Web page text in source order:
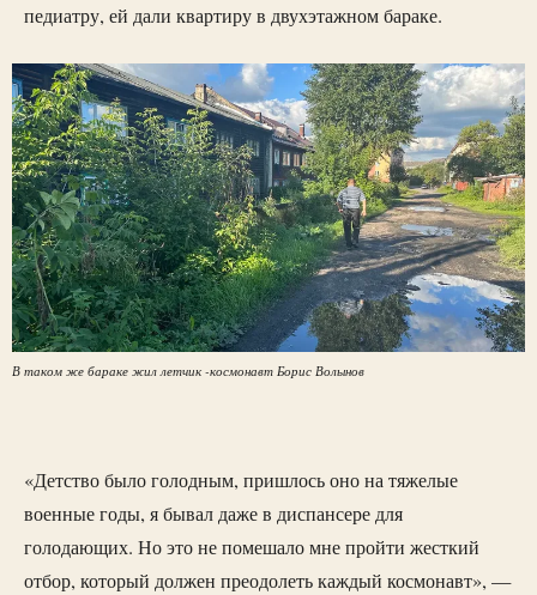
педиатру, ей дали квартиру в двухэтажном бараке.
В таком же бараке жил летчик -космонавт Борис Волынов
«Детство было голодным, пришлось оно на тяжелые
военные годы, я бывал даже в диспансере для
голодающих. Но это не помешало мне пройти жесткий
отбор, который должен преодолеть каждый космонавт», —